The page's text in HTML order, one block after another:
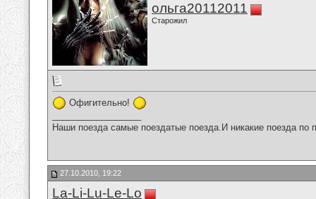
ольга20112011
Старожил
Офигительно!
Наши поезда самые поездатые поезда.И никакие поезда по
27.10.2010, 19:22
La-Li-Lu-Le-Lo